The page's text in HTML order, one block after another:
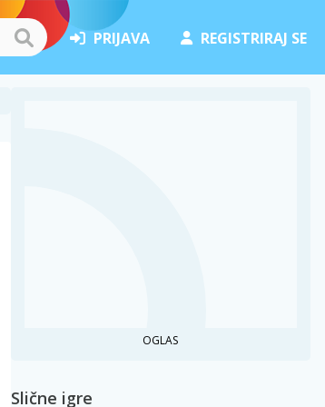
PRIJAVA REGISTRIRAJ SE
OGLAS
Slične igre